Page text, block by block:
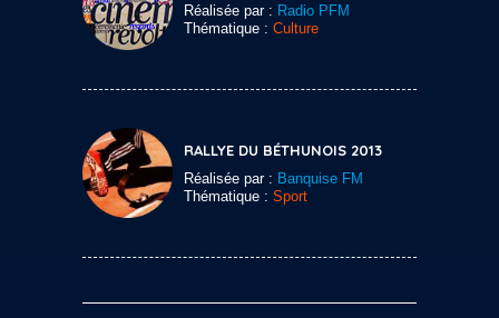
Réalisée par : Radio PFM
Thématique : Culture
RALLYE DU BÉTHUNOIS 2013
Réalisée par : Banquise FM
Thématique : Sport